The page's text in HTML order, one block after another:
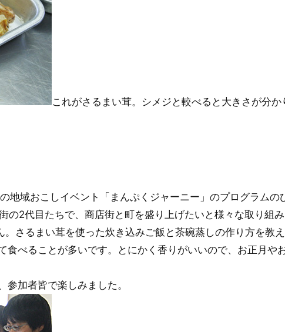
これがさるまい茸。シメジと較べると大きさが分
域おこしイベント「まんぷくジャーニー」のプログラムの
2代目たちで、商店街と町を盛り上げたいと様々な取り組み
さるまい茸を使った炊き込みご飯と茶碗蒸しの作り方を教え
食べることが多いです。とにかく香りがいいので、お正月や
加者皆で楽しみました。